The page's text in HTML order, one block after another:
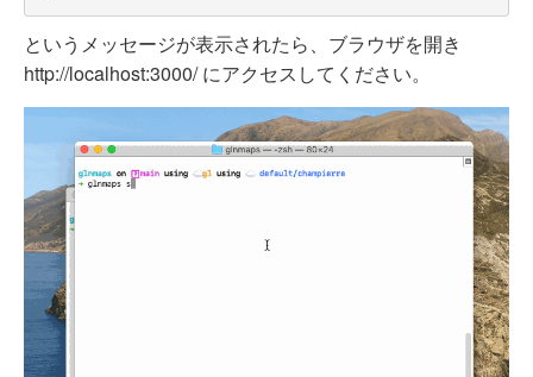
というメッセージが表示されたら、ブラウザを開き
http://localhost:3000/ にアクセスしてください。